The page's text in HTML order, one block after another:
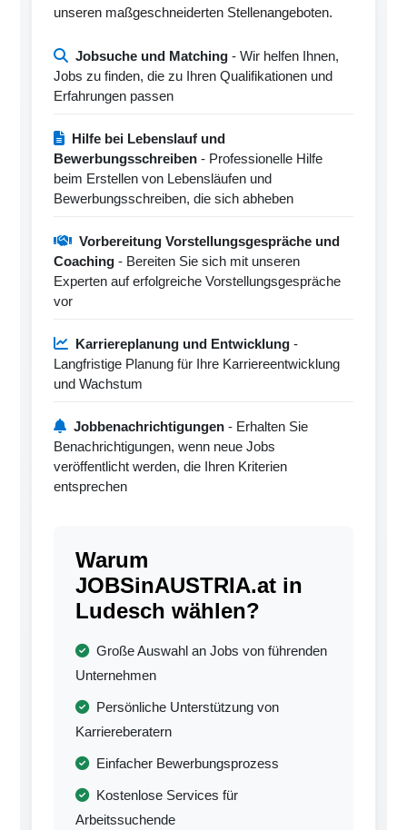
unseren maßgeschneiderten Stellenangeboten.
Jobsuche und Matching - Wir helfen Ihnen,
Jobs zu finden, die zu Ihren Qualifikationen und
Erfahrungen passen
Hilfe bei Lebenslauf und
Bewerbungsschreiben - Professionelle Hilfe
beim Erstellen von Lebensläufen und
Bewerbungsschreiben, die sich abheben
Vorbereitung Vorstellungsgespräche und
Coaching - Bereiten Sie sich mit unseren
Experten auf erfolgreiche Vorstellungsgespräche
vor
Karriereplanung und Entwicklung -
Langfristige Planung für Ihre Karriereentwicklung
und Wachstum
Jobbenachrichtigungen - Erhalten Sie
Benachrichtigungen, wenn neue Jobs
veröffentlicht werden, die Ihren Kriterien
entsprechen
Warum
JOBSinAUSTRIA.at in
Ludesch wählen?
Große Auswahl an Jobs von führenden
Unternehmen
Persönliche Unterstützung von
Karriereberatern
Einfacher Bewerbungsprozess
Kostenlose Services für
Arbeitssuchende